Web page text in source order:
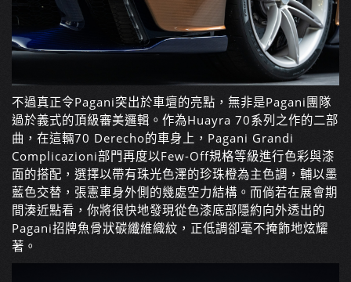
不過真正令Pagani突出於車壇的亮點，無非是Pagani團隊
過於義式的頂級審美邏輯。作為Huayra 70系列之作的二部
曲，在這輛70 Derecho的車身上，Pagani Grandi
Complicazioni部門再度以Few-Off規格等級進行色彩與漆
面的搭配，選擇以帶有珠光色澤的珍珠橙為主色調，輔以墨
藍色交替，張憲車身外側的幾處空力結構。而倘若在展會期
間湊近點看，你將很快地發現從色漆底部隱約向外透出的
Pagani招牌魚骨狀碳纖維織紋，正低調卻毫不掩飾地炫耀
著。